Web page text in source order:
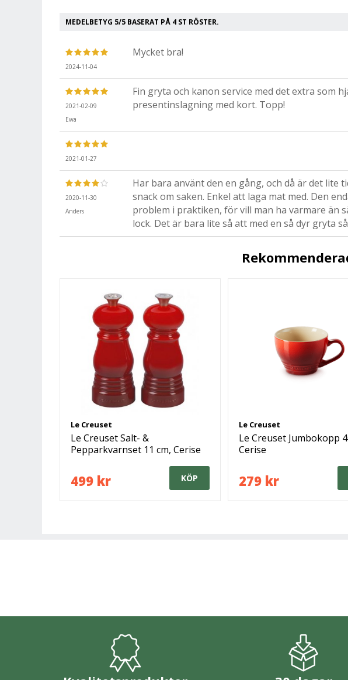
MEDELBETYG 5/5 BASERAT PÅ 4 ST RÖSTER.
2024-11-04
Mycket bra!
2021-02-09
Ewa
Fin gryta och kanon service med det extra som
presentinslagning med kort. Topp!
2021-01-27
2020-11-30
Anders
Har bara använt den en gång, och då är det lite
snack om saken. Enkel att laga mat med. Den
problem i praktiken, för vill man ha varmare än
lock. Det är bara lite så att med en så dyr gryta
Le Creuset
Le Creuset Salt- &
Pepparkvarnset 11 cm, Cerise
499 kr KÖP
Le Creuset
Le Creuset Jumbokopp
Cerise
279 kr